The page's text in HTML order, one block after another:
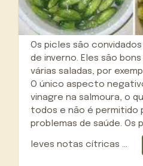
Os picles são
de inverno. Eles são
várias saladas, por
O único aspecto
vinagre na salmoura, o
todos e não é permitido
problemas de saúde. Os
leves notas cítricas …